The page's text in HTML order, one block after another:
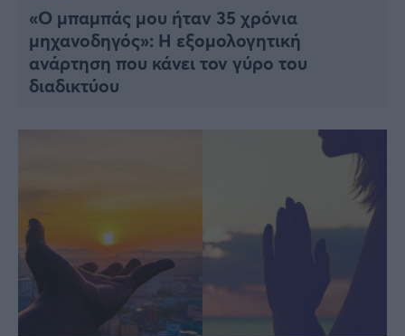
«Ο μπαμπάς μου ήταν 35 χρόνια
μηχανοδηγός»: Η εξομολογητική
ανάρτηση που κάνει τον γύρο του
διαδικτύου